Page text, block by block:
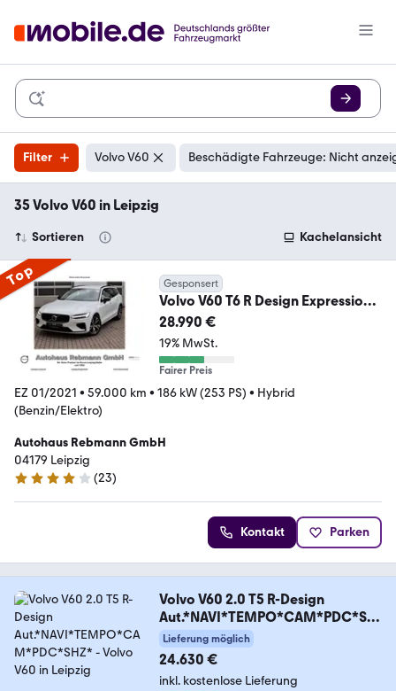
Filter Volvo V60 Beschädigte Fahrzeuge: Nicht
35 Volvo V60 in Leipzig
Sortieren Kachelansicht
Top Gesponsert
Volvo V60 T6 R Design Expression
Recharge
28.990 €
19% MwSt.
Fairer Preis
EZ 01/2021 • 59.000 km • 186 kW (253 PS) • Hybrid
(Benzin/Elektro)
Autohaus Rebmann GmbH
04179 Leipzig
4.1 Sterne
(23)
Kontakt Parken
Volvo V60 2.0 T5 R-Design
Aut.*NAVI*TEMPO*CAM*PDC*SH
Z*
Lieferung möglich
24.630 €
inkl. kostenlose Lieferung